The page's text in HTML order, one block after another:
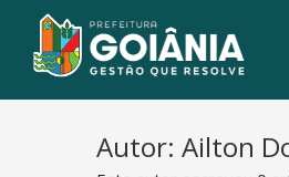
Autor: Ailton